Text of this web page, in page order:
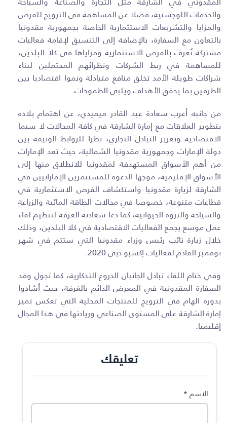
والخدمات اللوجستية، فضلا عن المساهمة في الترويج للفرص
والمزايا والتشريعات الاستثمارية الخاصة بجمهورية مقدونيا
بالتعاون مع السفارة، بالإضافة إلى التنسيق لإقامة فعاليات
مشتركة تُعرف بالفرص الاستثمارية ومزاياها في كلا البلدين،
للمساهمة في ربط الشركات ونظرائهم المحتملين لبناء
شراكات طويلة الأمد تخلق منافع متبادلة ونموا اقتصاديا بين
الطرفين بما يحقق الأهداف ويلبي الطموحات.
من جانبه أعرب سعادة عبد القادر ميميدي، عن اهتمام بلاده
بتطوير العلاقات مع إمارة الشارقة في كافة المجالات لا سيما
الاقتصادية وتعزيز التبادل التجاري، نظرا للروابط الوثيقة بين
دولة الإمارات وجمهورية مقدونيا الشمالية، حيث تعد الإمارات
من أهم الأسواق المستهدفة لمقدونيا للانطلاق منها إلى
الأسواق الإقليمية، موجها الدعوة للمستثمرين الإماراتيين في
الشارقة لزيارة مقدونيا واستكشاف الفرص الاستثمارية في
قطاعات متنوعة، خصوصا في مجالات الطاقة المائية والزراعة
والسياحة والثروة الحيوانية، كما دعا سعادته الغرفة لتنظيم لقاء
عمل موسع يجمع الفعاليات الاقتصادية في كلا البلدين، وذلك
خلال زيارة نائب رئيس وزراء مقدونيا التي ستتم في شهر
نوفمبر القادم لفعاليات إكسبو دبي 2020.
وفي ختام اللقاء تبادل الجانبان الدروع التذكارية، كما تجول وفد
السفارة المقدونية في المعرض الدائم بالغرفة، حيث أشادوا
بدوره الهام في الترويج للمنتجات المحلية التي تعكس تميز
إمارة الشارقة على المستوى الصناعي وريادتها في هذا المجال
إقليميا.
تعليقك
الاسم *